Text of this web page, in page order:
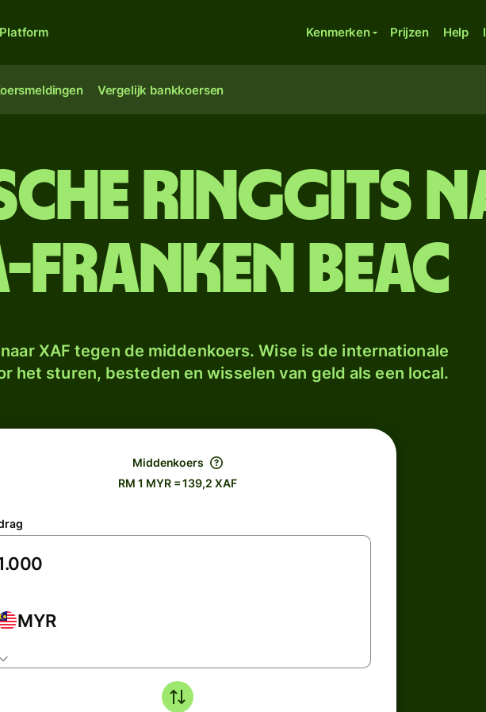
Platform Kenmerken Prijzen Help
Vergelijk bankkoersen
ringgits
franken BEAC
XAF tegen de middenkoers. Wise is de internationale
het sturen, besteden en wisselen van geld als een local.
Middenkoers
RM 1 MYR = 139,2 XAF
MYR